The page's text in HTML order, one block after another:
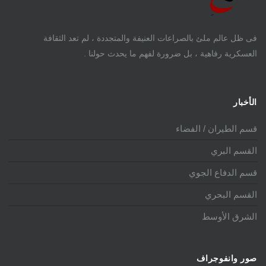
فى ظل عالم ملئ بالصراعات العنيفة والمتجددة ، لم تعد الثقافة
العسكرية رفاهية ، بل ضرورة لفهم ما يحدث حولنا .
الأخبار
قسم الطيران / الفضاء
القسم البري
قسم الدفاع الجوي
القسم البحري
الشرق الأوسط
صور وانفوجراف